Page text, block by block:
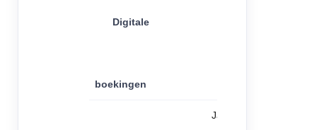
Digitale
boekingen
Ja